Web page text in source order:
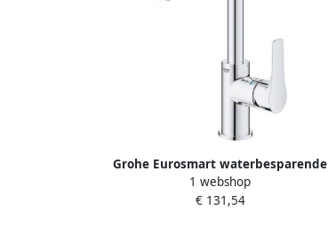
Grohe Eurosmart waterbesparende
wastafelkraan l-size met trekwaste
chroom 23537003
1 webshop
€ 131,54